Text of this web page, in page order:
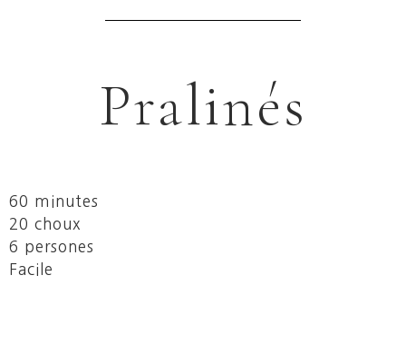
Pralinés
60 minutes
20 choux
6 persones
Facile